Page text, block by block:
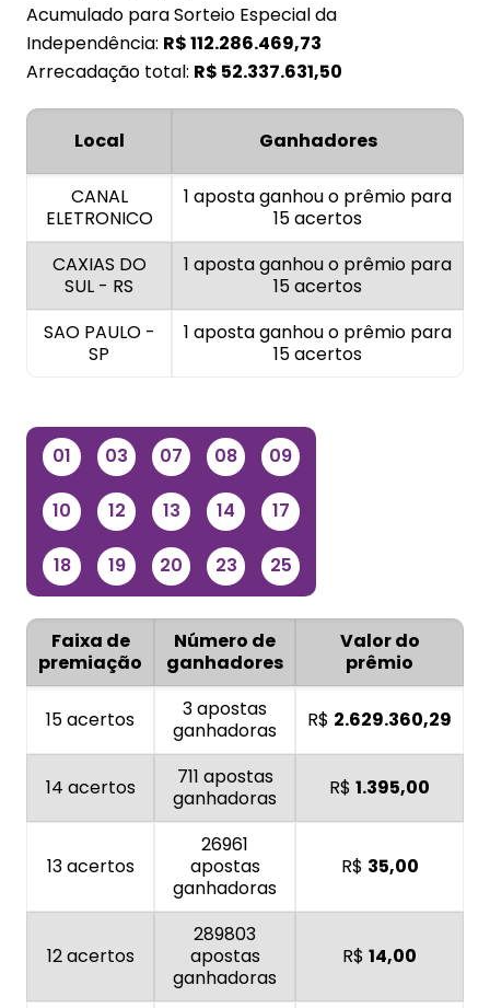
Acumulado para Sorteio Especial da
Independência: R$112.286.469,73
Arrecadação total: R$ 52.337.631,50
Local Ganhadores
CANAL
ELETRONICO
1 aposta ganhou o prêmio para
15 acertos
CAXIAS DO
SUL - RS
1 aposta ganhou o prêmio para
15 acertos
SAO PAULO -
SP
1 aposta ganhou o prêmio para
15 acertos
01 03 07 08 09
10 12 13 14 17
18 19 20 23 25
Faixa de
premiação
Número de
ganhadores
Valor do
prêmio
15 acertos
3 apostas
ganhadoras
R$ 2.629.360,29
14 acertos
711 apostas
ganhadoras
R$ 1.395,00
13 acertos
26961
apostas
ganhadoras
R$ 35,00
12 acertos
289803
apostas
ganhadoras
R$ 14,00